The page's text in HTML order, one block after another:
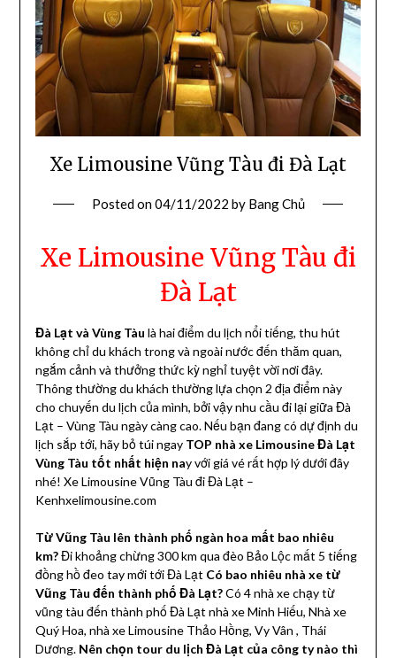
Xe Limousine Vũng Tàu đi Đà Lạt
Posted on04/11/2022 by Bang Chủ
Xe Limousine Vũng Tàu đi
Đà Lạt
Đà Lạt và Vùng Tàu là hai điểm du lịch nổi tiếng, thu hút
không chỉ du khách trong và ngoài nước đến thăm quan,
ngắm cảnh và thưởng thức kỳ nghỉ tuyệt vời nơi đây.
Thông thường du khách thường lựa chọn 2 địa điểm này
cho chuyến du lịch của mình, bởi vậy nhu cầu đi lại giữa Đà
Lạt – Vùng Tàu ngày càng cao. Nếu bạn đang có dự định du
lịch sắp tới, hãy bỏ túi ngay TOP nhà xe Limousine Đà Lạt
Vùng Tàu tốt nhất hiện nay với giá vé rất hợp lý dưới đây
nhé! Xe Limousine Vũng Tàu đi Đà Lạt –
Kenhxelimousine.com
Từ Vũng Tàu lên thành phố ngàn hoa mất bao nhiêu
km?Đi khoảng chừng 300 km qua đèo Bảo Lộc mất 5 tiếng
đồng hồ đeo tay mới tới Đà Lạt Có bao nhiêu nhà xe từ
Vũng Tàu đến thành phố Đà Lạt?Có 4 nhà xe chạy từ
vũng tàu đến thành phố Đà Lạt nhà xe Minh Hiếu, Nhà xe
Quý Hoa, nhà xe Limousine Thảo Hồng, Vy Vân , Thái
Dương. Nên chọn tour du lịch Đà Lạt của công ty nào thì